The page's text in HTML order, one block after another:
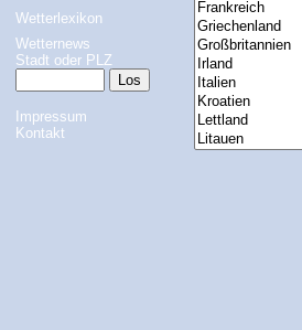
Wetterlexikon
Wetternews
Stadt oder PLZ
Impressum
Kontakt